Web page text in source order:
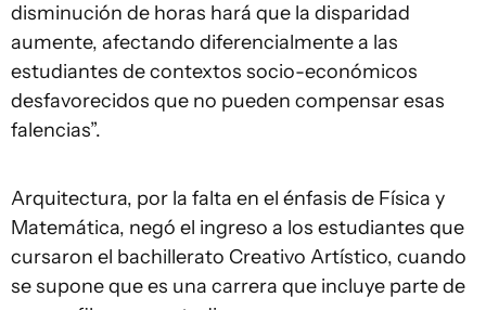
disminución de horas hará que la disparidad
aumente, afectando diferencialmente a las
estudiantes de contextos socio-económicos
desfavorecidos que no pueden compensar esas
falencias”.
Arquitectura, por la falta en el énfasis de Física y
Matemática, negó el ingreso a los estudiantes que
cursaron el bachillerato Creativo Artístico, cuando
se supone que es una carrera que incluye parte de